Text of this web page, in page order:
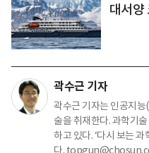
대서양
곽수근 기자
곽수근 기자는 인공지능
술을 취재한다. 과학기
하고 있다. ‘다시 보는 과
다.